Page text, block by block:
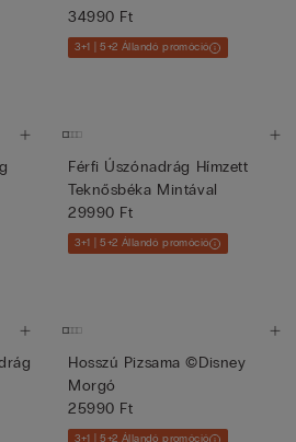
Virágmintáv...
34990 Ft
3+1 | 5+2 Állandó promóció
Férfi Úszónadrág Hímzett
Teknősbéka Mintával
29990 Ft
3+1 | 5+2 Állandó promóció
Hosszú Pizsama ©Disney
Morgó
25990 Ft
3+1 | 5+2 Állandó promóció